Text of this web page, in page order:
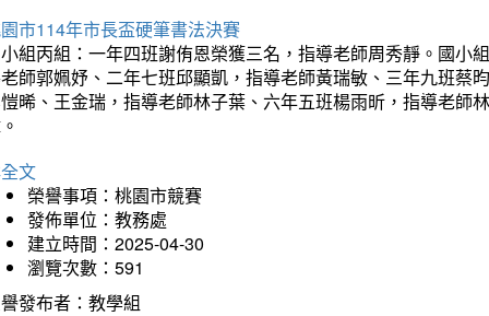
市114年市長盃硬筆書法決賽
組丙組：一年四班謝侑恩榮獲三名，指導老師周秀靜。國小
師郭姵妤、二年七班邱顯凱，指導老師黃瑞敏、三年九班蔡
晞、王金瑞，指導老師林子葉、六年五班楊雨昕，指導老師
文
榮譽事項：桃園市競賽
發佈單位：教務處
建立時間：2025-04-30
瀏覽次數：591
發布者：教學組